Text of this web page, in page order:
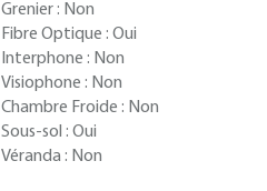
Grenier : Non
Fibre Optique : Oui
Interphone : Non
Visiophone : Non
Chambre Froide : Non
Sous-sol : Oui
Véranda : Non